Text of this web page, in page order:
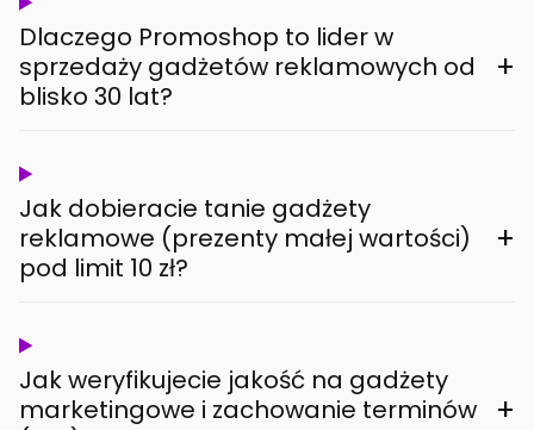
Dlaczego Promoshop to lider w
sprzedaży gadżetów reklamowych od
blisko 30 lat?
+
Jak dobieracie tanie gadżety
reklamowe (prezenty małej wartości)
pod limit 10 zł?
+
Jak weryfikujecie jakość na gadżety
marketingowe i zachowanie terminów
+